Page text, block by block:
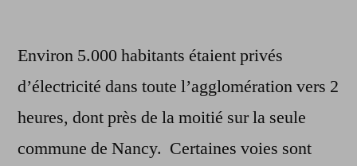
Environ 5.000 habitants étaient privés
d’électricité dans toute l’agglomération vers 2
heures, dont près de la moitié sur la seule
commune de Nancy. Certaines voies sont